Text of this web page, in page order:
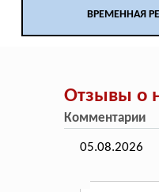
ВРЕМЕННАЯ
Отзывы о
Комментарии
05.08.2026